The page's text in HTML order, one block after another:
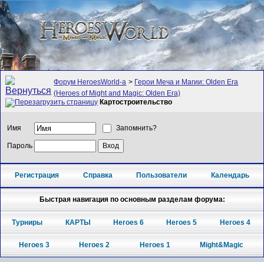
Форум HeroesWorld-а > Герои Меча и Магии: Olden Era
(Heroes of Might and Magic: Olden Era)
Картостроительство
Имя Запомнить?
Пароль
Регистрация Справка Пользователи Календарь
Быстрая навигация по основным разделам форума:
Турниры КАРТЫ Heroes 6 Heroes 5 Heroes 4
Heroes 3 Heroes 2 Heroes 1 Might&Magic